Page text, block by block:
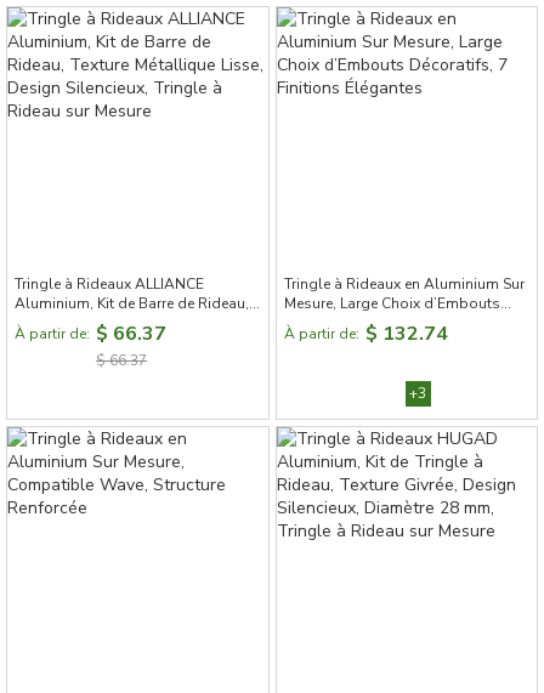
Tringle à Rideaux ALLIANCE
Aluminium, Kit de Barre de Rideau,
Texture Métallique Lisse, Design
Silencieux, Tringle à Rideau sur
À partir de: $ 66.37
$ 66.37
Tringle à Rideaux en Aluminium Sur
Mesure, Large Choix d’Embouts
Décoratifs, 7 Finitions Élégantes
À partir de: $ 132.74
+3